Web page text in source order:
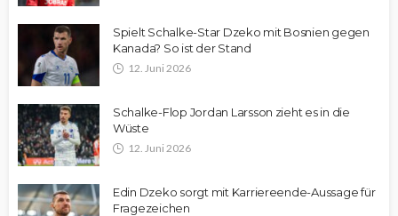
Spielt Schalke-Star Dzeko mit Bosnien gegen
Kanada? So ist der Stand
12. Juni 2026
Schalke-Flop Jordan Larsson zieht es in die
Wüste
12. Juni 2026
Edin Dzeko sorgt mit Karriereende-Aussage für
Fragezeichen